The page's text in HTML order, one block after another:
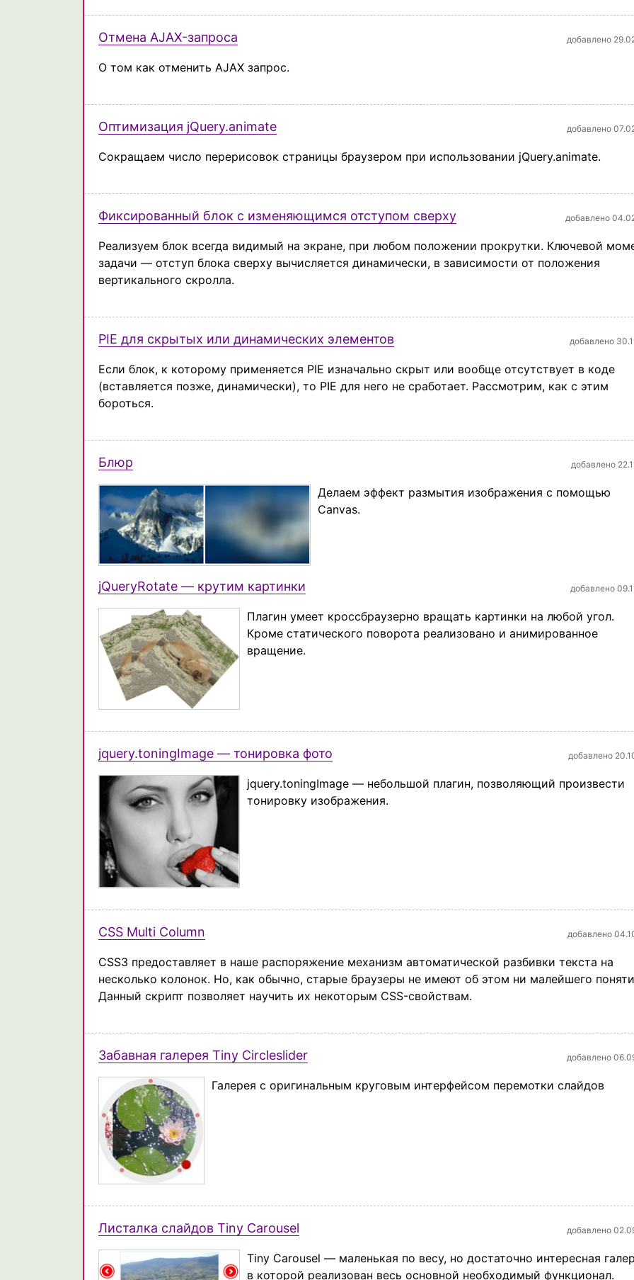
Отмена AJAX-запроса добавлено
О том как отменить AJAX запрос.
Оптимизация jQuery.animate добавлено
Сокращаем число перерисовок страницы браузером при использовании jQuery.animate.
Фиксированный блок с изменяющимся отступом сверху добавлено
Реализуем блок всегда видимый на экране, при любом положении прокрутки. Ключевой
задачи — отступ блока сверху вычисляется динамически, в зависимости от положения
вертикального скролла.
PIE для скрытых или динамических элементов добавлено
Если блок, к которому применяется PIE изначально скрыт или вообще отсутствует в коде
(вставляется позже, динамически), то PIE для него не сработает. Рассмотрим, как с этим
бороться.
Блюр добавлено
Делаем эффект размытия изображения с помощью
Canvas.
jQueryRotate — крутим картинки добавлено
Плагин умеет кроссбраузерно вращать картинки на любой угол.
Кроме статического поворота реализовано и анимированное
вращение.
jquery.toningImage — тонировка фото добавлено
jquery.toningImage — небольшой плагин, позволяющий произвести
тонировку изображения.
CSS Multi Column добавлено
CSS3 предоставляет в наше распоряжение механизм автоматической разбивки текста на
несколько колонок. Но, как обычно, старые браузеры не имеют об этом ни малейшего
Данный скрипт позволяет научить их некоторым CSS-свойствам.
Забавная галерея Tiny Circleslider добавлено
Галерея с оригинальным круговым интерфейсом перемотки слайдов
Листалка слайдов Tiny Carousel добавлено
Tiny Carousel — маленькая по весу, но достаточно интересная
в которой реализован весь основной необходимый функционал.